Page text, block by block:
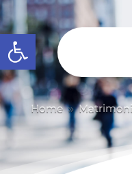
Abrir barra de
Home 9